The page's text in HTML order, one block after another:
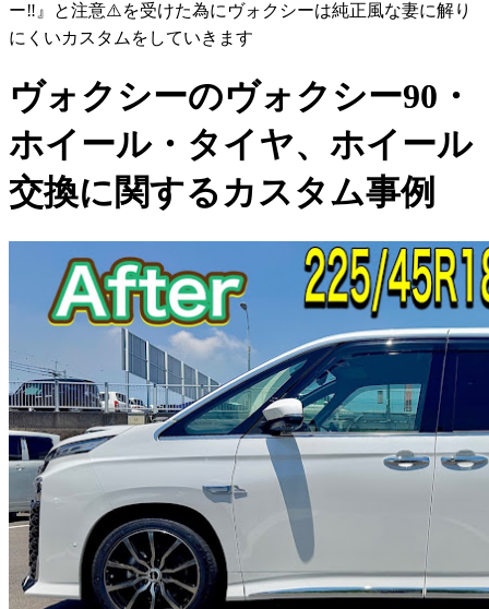
ー‼️』と注意⚠️を受けた為にヴォクシーは純正風な妻に解り
にくいカスタムをしていきます
ヴォクシーのヴォクシー90・
ホイール・タイヤ、ホイール
交換に関するカスタム事例